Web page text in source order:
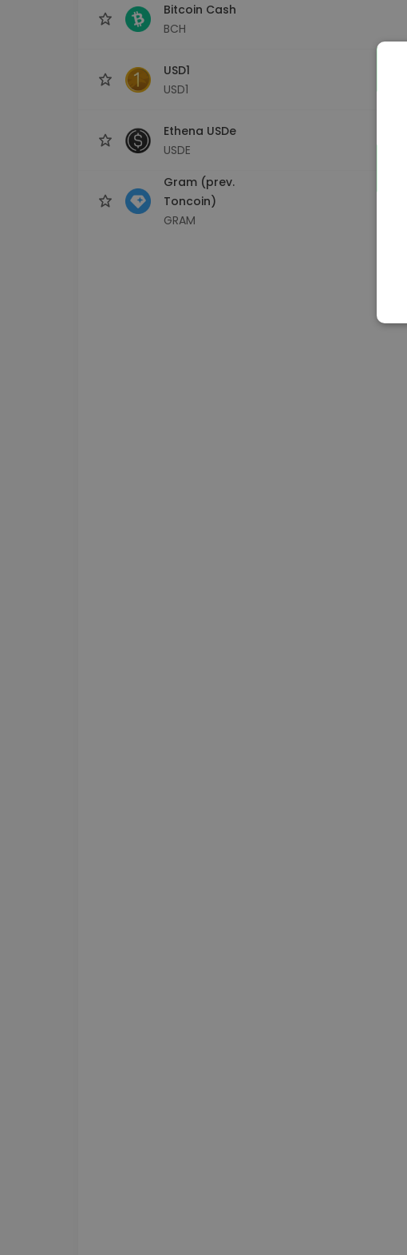
Bitcoin Cash
BCH
USD1
USD1
Ethena USDe
USDE
Gram (prev.
Toncoin)
GRAM